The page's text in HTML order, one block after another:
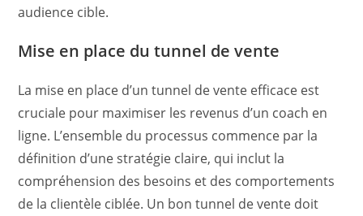
audience cible.
Mise en place du tunnel de vente
La mise en place d’un tunnel de vente efficace est
cruciale pour maximiser les revenus d’un coach en
ligne. L’ensemble du processus commence par la
définition d’une stratégie claire, qui inclut la
compréhension des besoins et des comportements
de la clientèle ciblée. Un bon tunnel de vente doit